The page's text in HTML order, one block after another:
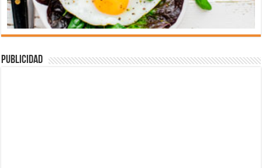
Publicidad